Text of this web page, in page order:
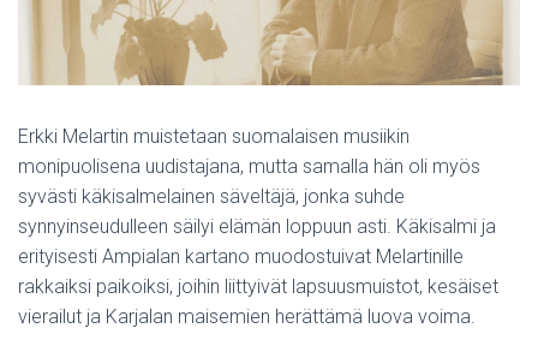
Erkki Melartin muistetaan suomalaisen musiikin
monipuolisena uudistajana, mutta samalla hän oli myös
syvästi käkisalmelainen säveltäjä, jonka suhde
synnyinseudulleen säilyi elämän loppuun asti. Käkisalmi ja
erityisesti Ampialan kartano muodostuivat Melartinille
rakkaiksi paikoiksi, joihin liittyivät lapsuusmuistot, kesäiset
vierailut ja Karjalan maisemien herättämä luova voima.